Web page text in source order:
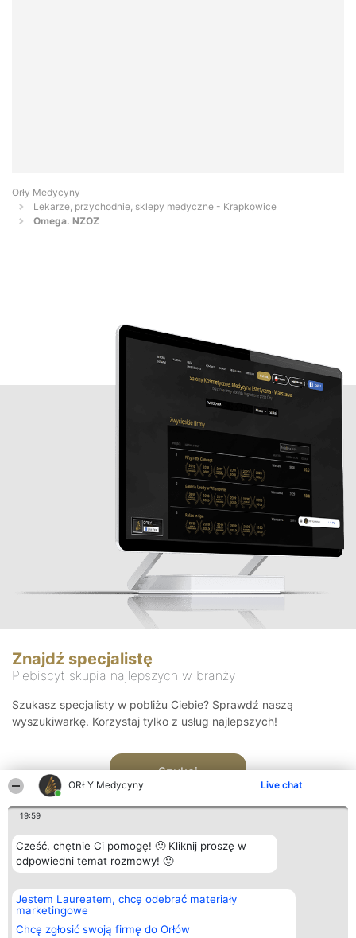
ORŁY Medycyny Live chat
19:59
Cześć, chętnie Ci pomogę! 🙂 Kliknij proszę w
odpowiedni temat rozmowy! 🙂
Jestem Laureatem, chcę odebrać materiały
marketingowe
Chcę zgłosić swoją firmę do Orłów
Orły Medycyny
Lekarze, przychodnie, sklepy medyczne - Krapkowice
Omega. NZOZ
Znajdź specjalistę
Plebiscyt skupia najlepszych w branży
Szukasz specjalisty w pobliżu Ciebie? Sprawdź naszą
wyszukiwarkę. Korzystaj tylko z usług najlepszych!
Szukaj
Organizator plebiscytu
Bright Side Solutions sp. z o.
o. sp. k.
ul. Ruska 22
Wrocław 50-079
Plebiscyt
Laureaci
wszystkich
Laureatów
Kontakt
Kontakt